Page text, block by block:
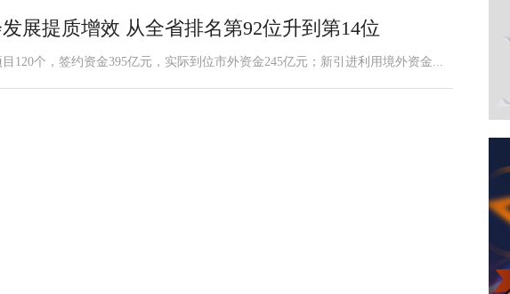
展提质增效 从全省排名第92位升到第14位
120个，签约资金395亿元，实际到位市外资金245亿元；新引进利用境外资金...